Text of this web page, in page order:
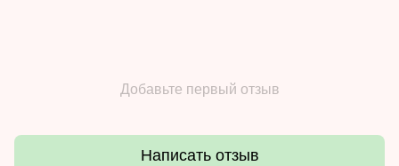
Добавьте первый отзыв
Написать отзыв